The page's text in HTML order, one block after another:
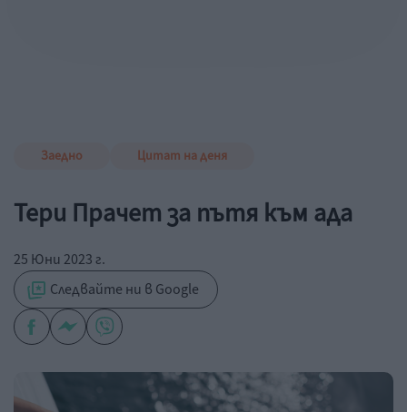
Заедно Цитат на деня
Тери Прачет за пътя към ада
25 Юни 2023 г.
Следвайте ни в Google